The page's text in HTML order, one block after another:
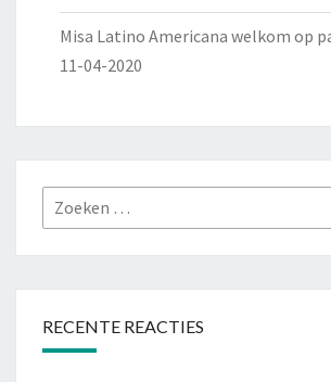
Misa Latino Americana welkom op
11-04-2020
Zoeken
naar:
RECENTE REACTIES